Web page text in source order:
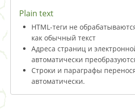
Plain text
HTML-теги не
как обычный текст
Адреса страниц и
автоматически
Строки и параграфы
автоматически.